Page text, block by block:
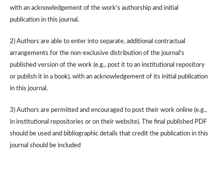
with an acknowledgement of the work's authorship and initial
publication in this journal.
2) Authors are able to enter into separate, additional contractual
arrangements for the non-exclusive distribution of the journal's
published version of the work (e.g., post it to an institutional repository
or publish it in a book), with an acknowledgement of its initial publication
in this journal.
3) Authors are permitted and encouraged to post their work online (e.g.,
in institutional repositories or on their website). The final published PDF
should be used and bibliographic details that credit the publication in this
journal should be included